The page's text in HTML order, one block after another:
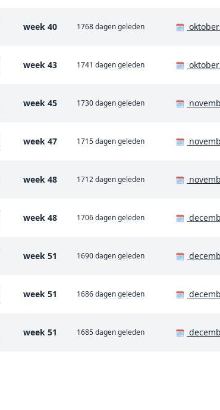
week 40 1768 dagen geleden 🗓️ oktober
week 43 1741 dagen geleden 🗓️ oktober
week 45 1730 dagen geleden 🗓️
week 47 1715 dagen geleden 🗓️
week 48 1712 dagen geleden 🗓️
week 48 1706 dagen geleden 🗓️
week 51 1690 dagen geleden 🗓️
week 51 1686 dagen geleden 🗓️
week 51 1685 dagen geleden 🗓️